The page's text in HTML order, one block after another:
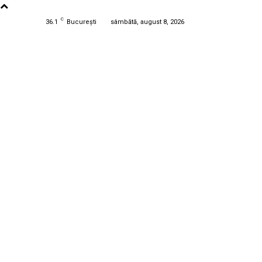
36.1 C București sâmbătă, august 8, 2026